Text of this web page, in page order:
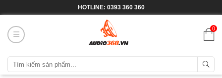
HOTLINE: 0393 360 360
0